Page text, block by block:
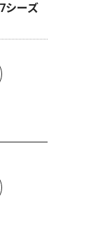
シーズ